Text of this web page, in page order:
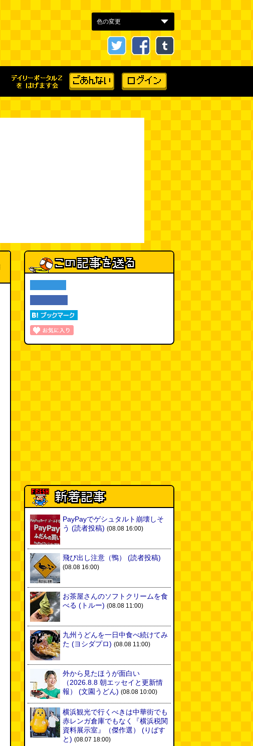
PayPayでゲシュタルト崩壊しそ
う (読者投稿) (08.08 16:00)
飛び出し注意（鴨） (読者投稿)
(08.08 16:00)
お茶屋さんのソフトクリームを食
べる (トルー) (08.08 11:00)
九州うどんを一日中食べ続けてみ
た (ヨシダプロ) (08.08 11:00)
外から見たほうが面白い
（2026.8.8 朝エッセイと更新情
報）
(文園うどん) (08.08 10:00)
横浜観光で行くべきは中華街でも
赤レンガ倉庫でもなく『横浜税関
資料展示室』（傑作選）
(りばす
と) (08.07 18:00)